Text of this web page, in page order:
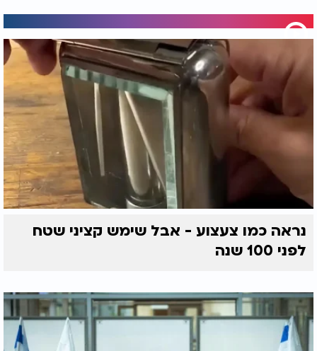
נראה כמו צעצוע - אבל שימש קציני שטח
לפני 100 שנה